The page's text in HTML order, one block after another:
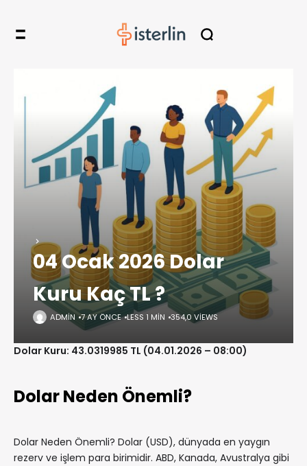
04 Ocak 2026 Dolar
Kuru Kaç TL ?
ADMIN 7 AY ÖNCE LESS 1 MIN 354,0 VIEWS
Dolar Kuru: 43.0319985 TL (04.01.2026 – 08:00)
Dolar Neden Önemli?
Dolar Neden Önemli? Dolar (USD), dünyada en yaygın
rezerv ve işlem para birimidir. ABD, Kanada, Avustralya gibi